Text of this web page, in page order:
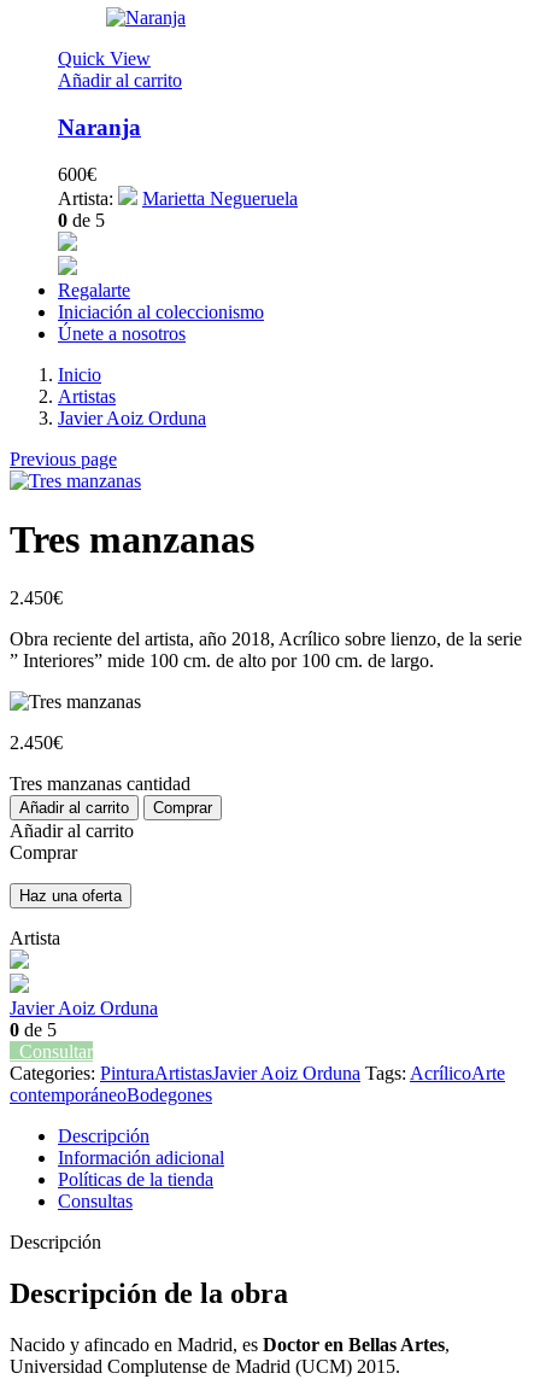
Quick View
Añadir al carrito
Naranja
600€
Artista:
Marietta Negueruela
0 de 5
Regalarte
Iniciación al coleccionismo
Únete a nosotros
Inicio
Artistas
Javier Aoiz Orduna
Previous page
Tres manzanas
2.450€
Obra reciente del artista, año 2018, Acrílico sobre lienzo, de la serie
” Interiores” mide 100 cm. de alto por 100 cm. de largo.
2.450€
Tres manzanas cantidad
Añadir al carrito Comprar
Añadir al carrito
Comprar
Haz una oferta
Artista
Javier Aoiz Orduna
0 de 5
Consultar
Categories: PinturaArtistasJavier Aoiz Orduna Tags: AcrílicoArte
contemporáneoBodegones
Descripción
Información adicional
Políticas de la tienda
Consultas
Descripción
Descripción de la obra
Nacido y afincado en Madrid, es Doctor en Bellas Artes,
Universidad Complutense de Madrid (UCM) 2015.